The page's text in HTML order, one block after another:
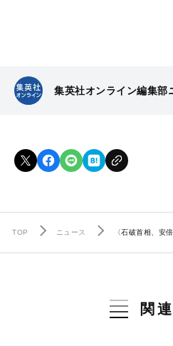
集英社オンライン編集部
TOP ニュース 〈石破首相、安
関